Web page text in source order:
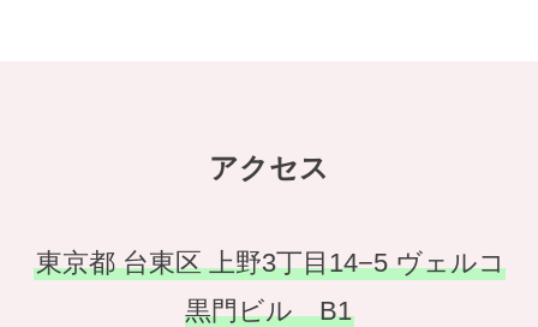
アクセス
東京都 台東区 上野3丁目14−5 ヴェルコ
黒門ビル B1